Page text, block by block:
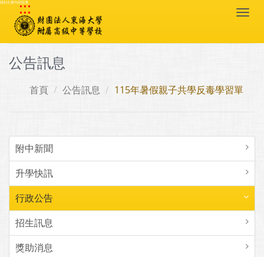
跳到主要內容區塊
:::
公告訊息
首頁 公告訊息 115年暑假親子共學反毒學習單
附中新聞
升學快訊
行政公告
招生訊息
獎助消息